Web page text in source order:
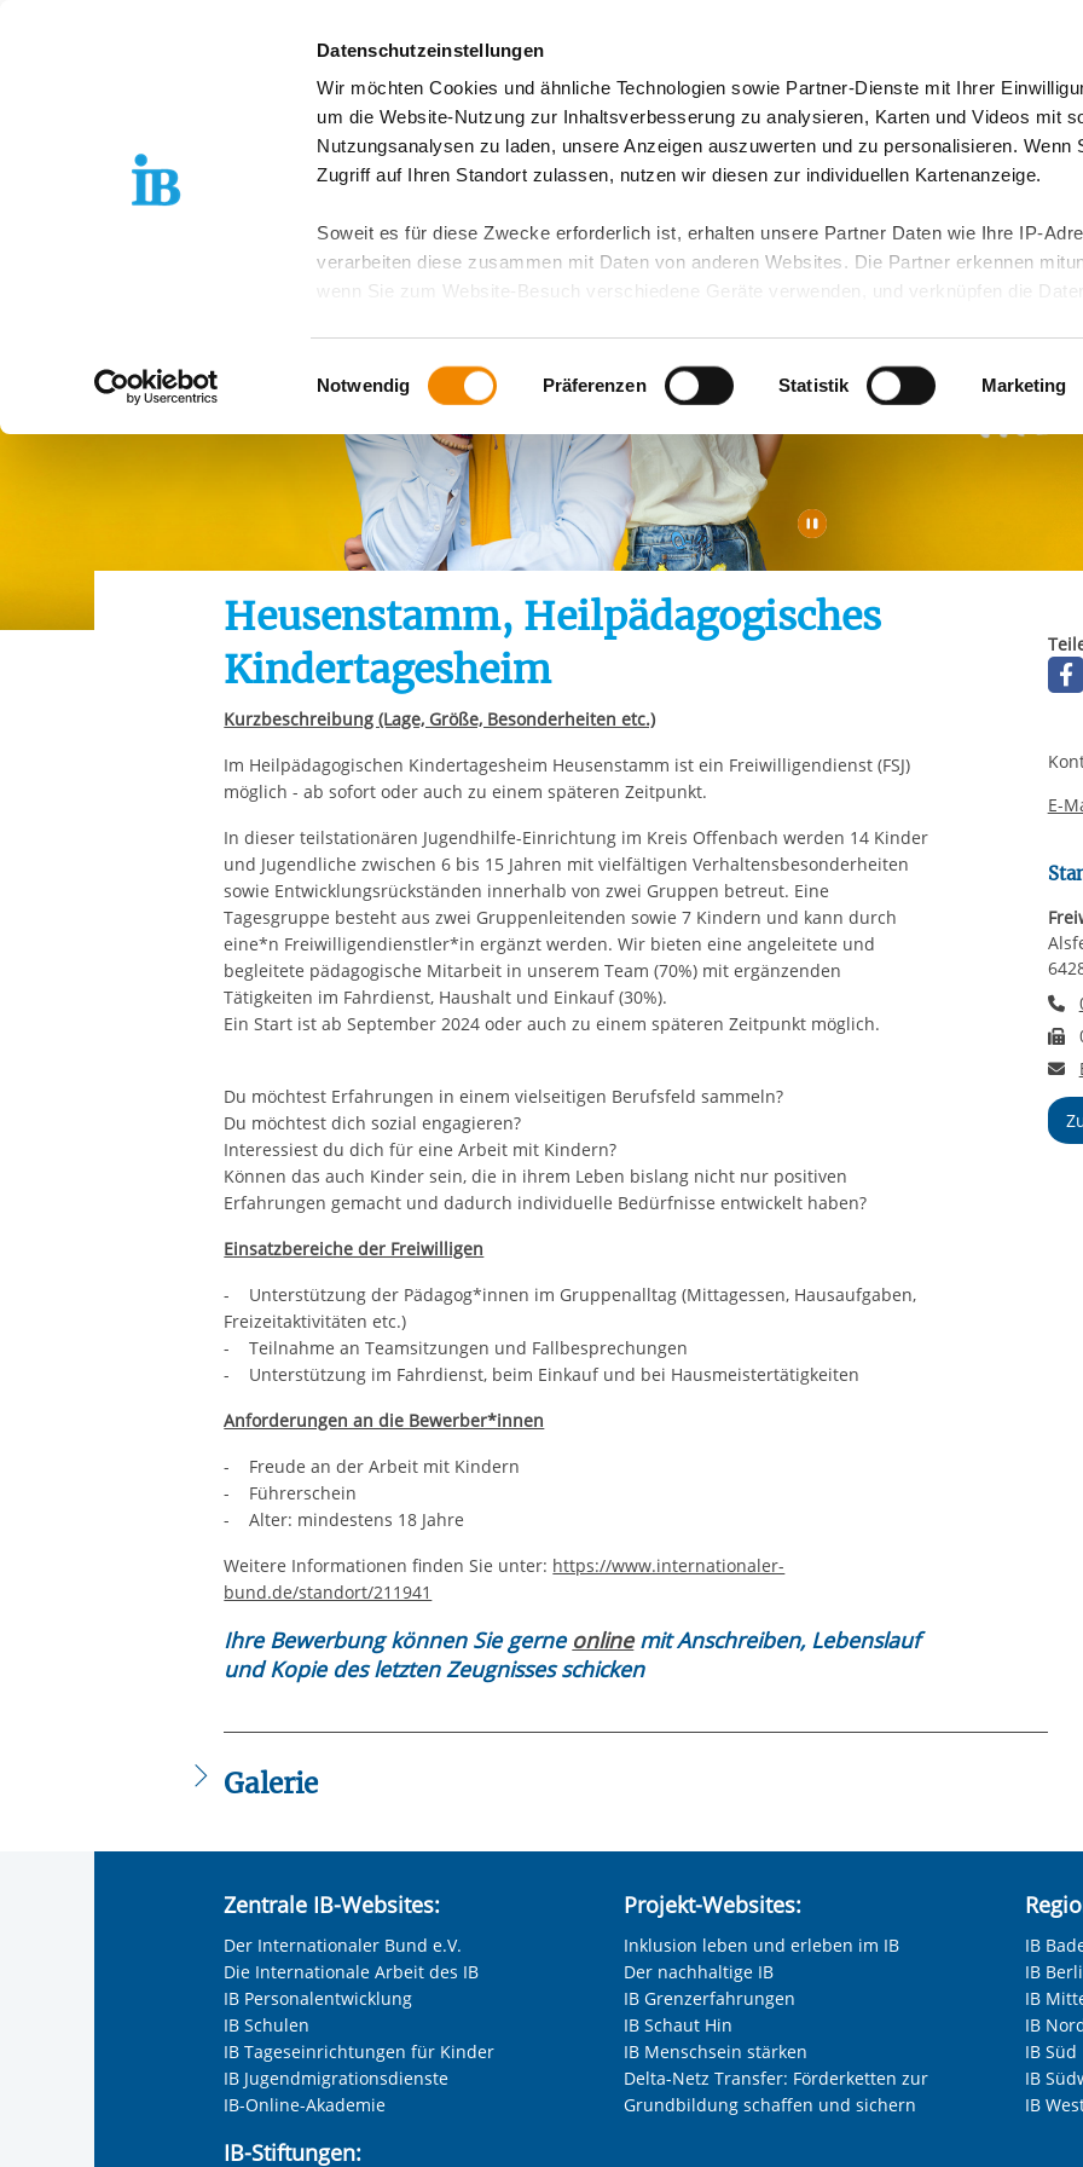
Datenschutzeinstellungen
Wir möchten Cookies und ähnliche Technologien sowie Partner-Dienste mit Ihrer
um die Website-Nutzung zur Inhaltsverbesserung zu analysieren, Karten und Videos mit
Nutzungsanalysen zu laden, unsere Anzeigen auszuwerten und zu personalisieren. Wenn
Zugriff auf Ihren Standort zulassen, nutzen wir diesen zur individuellen Kartenanzeige.
Soweit es für diese Zwecke erforderlich ist, erhalten unsere Partner Daten wie Ihre IP-
verarbeiten diese zusammen mit Daten von anderen Websites. Die Partner erkennen
wenn Sie zum Website-Besuch verschiedene Geräte verwenden, und verknüpfen die Daten
ausgeschlossen werden. Dort ist kein der EU gleichwertiges Datenschutzniveau
zusätzlichen Risiken für Ihre Daten führen kann.
Weitere Details finden Sie in unserenDatenschutzhinweisenund in unsererCookie-
Sie möchten, dass alle Website-Funktionen für diese Zwecke aktiviert sind, müssen Sie
Kategorien auswählen. Sie können mittels nachfolgender Buttons über Ihre Einwilligung für
Zwecke entscheiden und Ihre erteilte Einwilligung stets für die Zukunft widerrufen. Bitte
Ihre etwaige Einwilligung erstreckt sich nicht auf notwendige Cookies, die erforderlich zur
aufgrund berechtigter Interessen und daher unabhängig von einer Einwilligung.
Einwilligungsauswahl
Notwendig Präferenzen Statistik Marketing
Freiwilligendienst Deutschland
Freiwilligendienst Ausland In
Automatische
Heusenstamm, Heilpädagogisches
Kindertagesheim
Kurzbeschreibung (Lage, Größe, Besonderheiten etc.)
Im Heilpädagogischen Kindertagesheim Heusenstamm ist ein Freiwilligendienst (FSJ)
möglich - ab sofort oder auch zu einem späteren Zeitpunkt.
In dieser teilstationären Jugendhilfe-Einrichtung im Kreis Offenbach werden 14 Kinder
und Jugendliche zwischen 6 bis 15 Jahren mit vielfältigen Verhaltensbesonderheiten
sowie Entwicklungsrückständen innerhalb von zwei Gruppen betreut. Eine
Tagesgruppe besteht aus zwei Gruppenleitenden sowie 7 Kindern und kann durch
eine*n Freiwilligendienstler*in ergänzt werden. Wir bieten eine angeleitete und
begleitete pädagogische Mitarbeit in unserem Team (70%) mit ergänzenden
Tätigkeiten im Fahrdienst, Haushalt und Einkauf (30%).
Ein Start ist ab September 2024 oder auch zu einem späteren Zeitpunkt möglich.
Du möchtest Erfahrungen in einem vielseitigen Berufsfeld sammeln?
Du möchtest dich sozial engagieren?
Interessiest du dich für eine Arbeit mit Kindern?
Können das auch Kinder sein, die in ihrem Leben bislang nicht nur positiven
Erfahrungen gemacht und dadurch individuelle Bedürfnisse entwickelt haben?
Einsatzbereiche der Freiwilligen
- Unterstützung der Pädagog*innen im Gruppenalltag (Mittagessen, Hausaufgaben,
Freizeitaktivitäten etc.)
- Teilnahme an Teamsitzungen und Fallbesprechungen
- Unterstützung im Fahrdienst, beim Einkauf und bei Hausmeistertätigkeiten
Anforderungen an die Bewerber*innen
- Freude an der Arbeit mit Kindern
- Führerschein
- Alter: mindestens 18 Jahre
Weitere Informationen finden Sie unter: https://www.internationaler-
bund.de/standort/211941
Ihre Bewerbung können Sie gerne onlinemit Anschreiben, Lebenslauf
und Kopie des letzten Zeugnisses schicken
Galerie
E-
Zentrale IB-Websites:
Der Internationaler Bund e.V.
Die Internationale Arbeit des IB
IB Personalentwicklung
IB Schulen
IB Tageseinrichtungen für Kinder
IB Jugendmigrationsdienste
IB-Online-Akademie
IB-Stiftungen:
Projekt-Websites:
Inklusion leben und erleben im IB
Der nachhaltige IB
IB Grenzerfahrungen
IB Schaut Hin
IB Menschsein stärken
Delta-Netz Transfer: Förderketten zur
Grundbildung schaffen und sichern
IB
IB
IB
IB
IB Süd
IB
IB